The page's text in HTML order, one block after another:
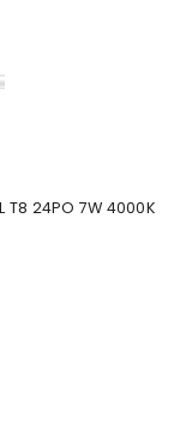
T8 24PO 7W 4000K